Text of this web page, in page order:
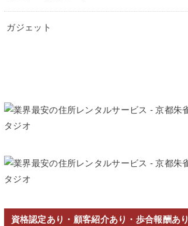
ガジェット
資格認定あり・顧客紹介あり・歩合報酬あり